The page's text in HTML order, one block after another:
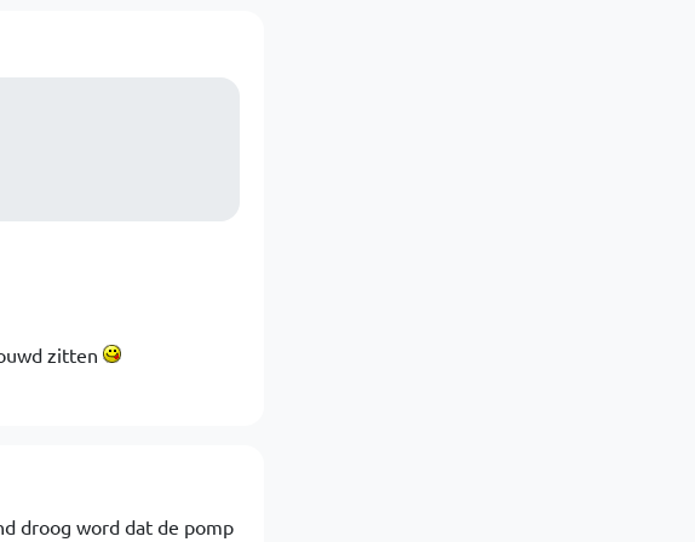
zitten
droog word dat de pomp